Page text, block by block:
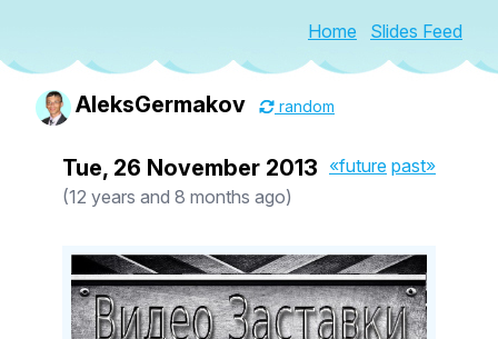
Home Slides Feed
AleksGermakov random
«future past»
Tue, 26 November 2013
(12 years and 8 months ago)